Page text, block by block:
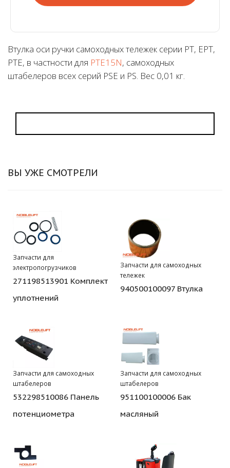
Втулка оси ручки самоходных тележек серии PT, EPT,
PTE, в частности для PTE15N, самоходных
штабелеров всех серий PSE и PS. Вес 0,01 кг.
ВЫ УЖЕ СМОТРЕЛИ
Запчасти для
электропогрузчиков
271198513901 Комплект
уплотнений
Запчасти для самоходных
тележек
940500100097 Втулка
Запчасти для самоходных
штабелеров
532298510086 Панель
потенциометра
Запчасти для самоходных
штабелеров
951100100006 Бак
масляный